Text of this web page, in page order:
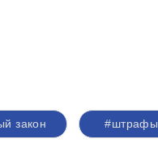
закон #штрафы